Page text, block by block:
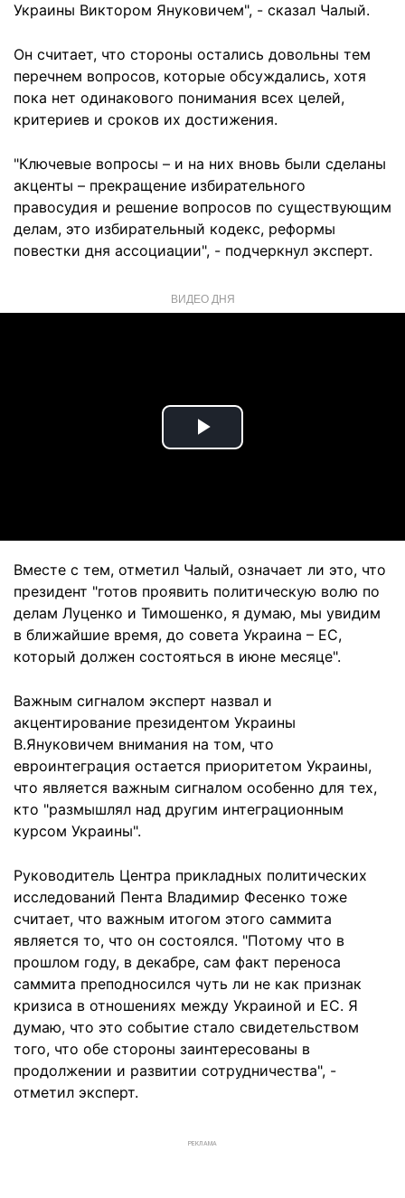
Украины Виктором Януковичем", - сказал Чалый.
Он считает, что стороны остались довольны тем
перечнем вопросов, которые обсуждались, хотя
пока нет одинакового понимания всех целей,
критериев и сроков их достижения.
"Ключевые вопросы – и на них вновь были сделаны
акценты – прекращение избирательного
правосудия и решение вопросов по существующим
делам, это избирательный кодекс, реформы
повестки дня ассоциации", - подчеркнул эксперт.
ВИДЕО ДНЯ
Play
Вместе с тем, отметил Чалый, означает ли это, что
президент "готов проявить политическую волю по
делам Луценко и Тимошенко, я думаю, мы увидим
в ближайшие время, до совета Украина – ЕС,
который должен состояться в июне месяце".
Важным сигналом эксперт назвал и
акцентирование президентом Украины
В.Януковичем внимания на том, что
евроинтеграция остается приоритетом Украины,
что является важным сигналом особенно для тех,
кто "размышлял над другим интеграционным
курсом Украины".
Руководитель Центра прикладных политических
исследований Пента Владимир Фесенко тоже
считает, что важным итогом этого саммита
является то, что он состоялся. "Потому что в
прошлом году, в декабре, сам факт переноса
саммита преподносился чуть ли не как признак
кризиса в отношениях между Украиной и ЕС. Я
думаю, что это событие стало свидетельством
того, что обе стороны заинтересованы в
продолжении и развитии сотрудничества", -
отметил эксперт.
РЕКЛАМА